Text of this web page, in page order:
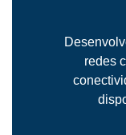
redes